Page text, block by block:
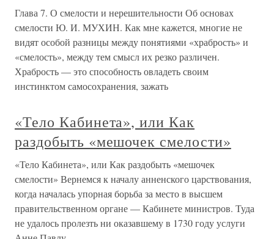
Глава 7. О смелости и нерешительности Об основах
смелости Ю. И. МУХИН. Как мне кажется, многие не
видят особой разницы между понятиями «храбрость» и
«смелость», между тем смысл их резко различен.
Храбрость — это способность овладеть своим
инстинктом самосохранения, зажать
«Тело Кабинета», или Как
раздобыть «мешочек смелости»
«Тело Кабинета», или Как раздобыть «мешочек
смелости» Вернемся к началу анненского царствования,
когда началась упорная борьба за место в высшем
правительственном органе — Кабинете министров. Туда
не удалось пролезть ни оказавшему в 1730 году услуги